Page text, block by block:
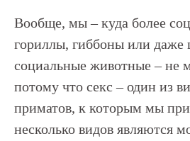
Вообще, мы – куда более
гориллы, гиббоны или
социальные животные – не
потому что секс – один из
приматов, к которым мы
несколько видов являются